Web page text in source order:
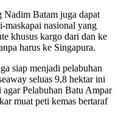
Nadim Batam juga dapat
maskapai nasional yang
khusus kargo dari dan ke
harus ke Singapura.
siap menjadi pelabuhan
seluas 9,8 hektar ini
Pelabuhan Batu Ampar
muat peti kemas bertaraf